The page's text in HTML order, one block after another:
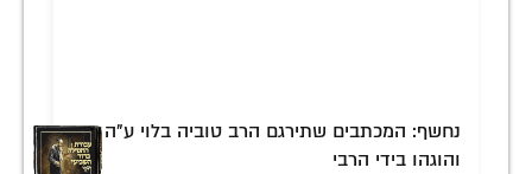
נחשף: המכתבים שתירגם הרב טוביה בלוי ע"ה
והוגהו בידי הרבי